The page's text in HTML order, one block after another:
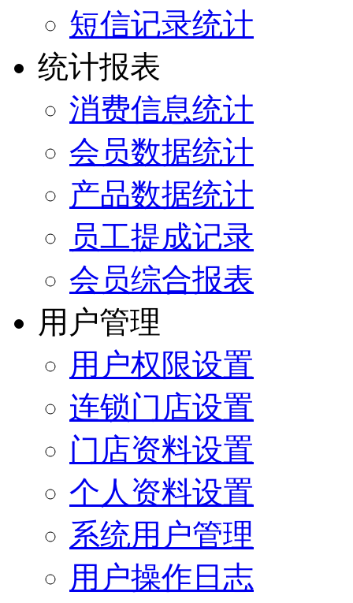
短信记录统计
统计报表
消费信息统计
会员数据统计
产品数据统计
员工提成记录
会员综合报表
用户管理
用户权限设置
连锁门店设置
门店资料设置
个人资料设置
系统用户管理
用户操作日志